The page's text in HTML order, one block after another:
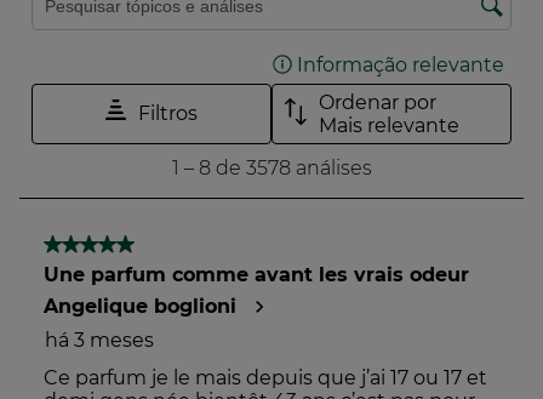
O Índice de Impacto Verde é uma ferramenta de
produtos de saúde e bem-estar familiar.
Desenvolvido em colaboração com 24 marcas
fundadoras, avalia os produtos em função de mais de
50 critérios para uma maior transparência.
Mais informações